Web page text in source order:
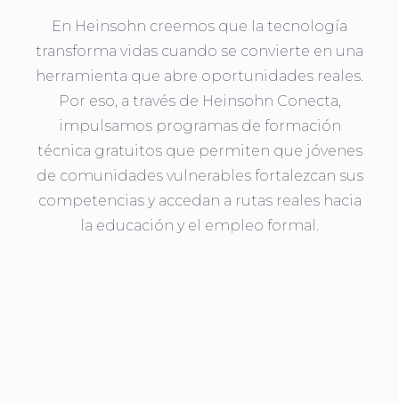
En Heinsohn creemos que la tecnología
transforma vidas cuando se convierte en una
herramienta que abre oportunidades reales.
Por eso, a través de Heinsohn Conecta,
impulsamos programas de formación
técnica gratuitos que permiten que jóvenes
de comunidades vulnerables fortalezcan sus
competencias y accedan a rutas reales hacia
la educación y el empleo formal.